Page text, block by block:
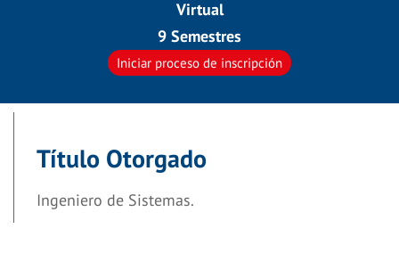
Virtual
9 Semestres
Iniciar proceso de inscripción
Título Otorgado
Ingeniero de Sistemas.